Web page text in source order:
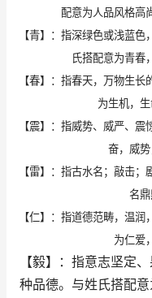
配意为人品风格高
【青】：指深绿色或浅蓝
氏搭配意为青春
【春】：指春天，万物生
为生机，生
【震】：指威势、威严、
奋，威势
【雷】：指古水名；敲击
名
【仁】：指道德范畴，温
为仁爱
【毅】：指意志坚定
种品德。与姓氏搭配意